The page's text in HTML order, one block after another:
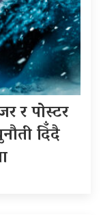
र पोस्टर
दिँदै